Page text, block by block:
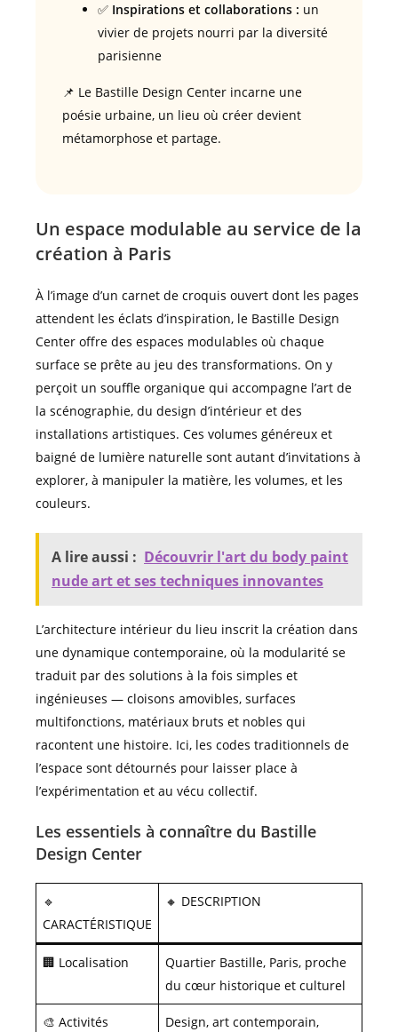
✅ Inspirations et collaborations : un
vivier de projets nourri par la diversité
parisienne
📌 Le Bastille Design Center incarne une
poésie urbaine, un lieu où créer devient
métamorphose et partage.
Un espace modulable au service de la
création à Paris
À l’image d’un carnet de croquis ouvert dont les pages
attendent les éclats d’inspiration, le Bastille Design
Center offre des espaces modulables où chaque
surface se prête au jeu des transformations. On y
perçoit un souffle organique qui accompagne l’art de
la scénographie, du design d’intérieur et des
installations artistiques. Ces volumes généreux et
baigné de lumière naturelle sont autant d’invitations à
explorer, à manipuler la matière, les volumes, et les
couleurs.
A lire aussi : Découvrir l'art du body paint
nude art et ses techniques innovantes
L’architecture intérieur du lieu inscrit la création dans
une dynamique contemporaine, où la modularité se
traduit par des solutions à la fois simples et
ingénieuses — cloisons amovibles, surfaces
multifonctions, matériaux bruts et nobles qui
racontent une histoire. Ici, les codes traditionnels de
l’espace sont détournés pour laisser place à
l’expérimentation et au vécu collectif.
Les essentiels à connaître du Bastille
Design Center
🔹
CARACTÉRISTIQUE
🔸 DESCRIPTION
🏢 Localisation
Quartier Bastille, Paris, proche
du cœur historique et culturel
🎨 Activités Design, art contemporain,